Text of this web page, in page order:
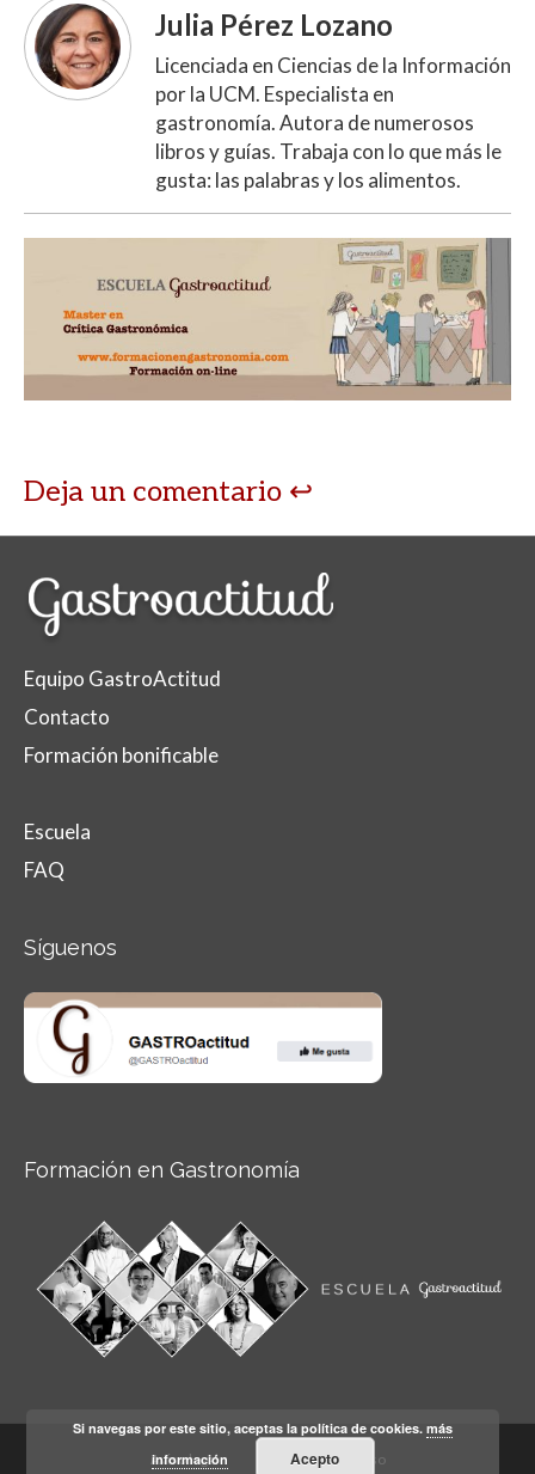
Julia Pérez Lozano
Licenciada en Ciencias de la Información
por la UCM. Especialista en
gastronomía. Autora de numerosos
libros y guías. Trabaja con lo que más le
gusta: las palabras y los alimentos.
Deja un comentario
Equipo GastroActitud
Contacto
Formación bonificable
Escuela
FAQ
Síguenos
Formación en Gastronomía
Aviso legal Condiciones de Uso
Si navegas por este sitio, aceptas la política de cookies.más
información
Acepto